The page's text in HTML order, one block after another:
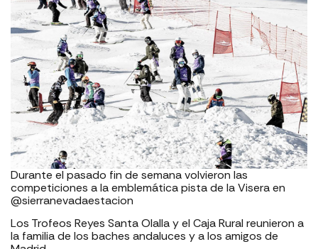
Durante el pasado fin de semana volvieron las
competiciones a la emblemática pista de la Visera en
@sierranevadaestacion
Los Trofeos Reyes Santa Olalla y el Caja Rural reunieron a
la familia de los baches andaluces y a los amigos de